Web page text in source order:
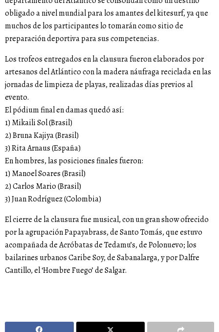
obligado a nivel mundial para los amantes del kitesurf, ya que
muchos de los participantes lo tomarán como sitio de
preparación deportiva para sus competencias.
Los trofeos entregados en la clausura fueron elaborados por
artesanos del Atlántico con la madera náufraga reciclada en las
jornadas de limpieza de playas, realizadas días previos al
evento.
El pódium final en damas quedó así:
1) Mikaili Sol (Brasil)
2) Bruna Kajiya (Brasil)
3) Rita Arnaus (España)
En hombres, las posiciones finales fueron:
1) Manoel Soares (Brasil)
2) Carlos Mario (Brasil)
3) Juan Rodríguez (Colombia)
El cierre de la clausura fue musical, con un gran show ofrecido
por la agrupación Papayabrass, de Santo Tomás, que estuvo
acompañada de Acróbatas de Tedamu’s, de Polonuevo; los
bailarines urbanos Caribe Soy, de Sabanalarga, y por Dalfre
Cantillo, el ‘Hombre Fuego’ de Salgar.